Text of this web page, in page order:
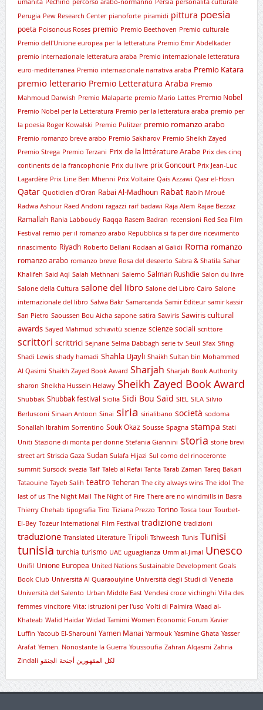
Perugia Pew Research Center pianoforte piramidi pittura poesia
poeta Poisonous Roses premio Premio Beethoven Premio culturale
Premio dell'Unione europea per la letteratura Premio Emir Abdelkader
premio internazionale letteratura araba Premio internazionale letteratura
euro-mediterranea Premio internazionale narrativa araba Premio Katara
premio letterario Premio Letteratura Araba Premio
Mahmoud Darwish Premio Malaparte premio Mario Lattes Premio Nobel
Premio Nobel per la Letteratura Premio per la letteratura araba premio per
la poesia Roger Kowalski Premio Pulitzer premio romanzo arabo
Premio romanzo breve arabo Premio Sakharov Premio Sheikh Zayed
Premio Strega Premio Terzani Prix de la littérature Arabe Prix des cinq
continents de la francophonie Prix du livre prix Goncourt Prix Jean-Luc
Lagardère Prix Line Ben Mhenni Prix Voltaire Qais Azzawi Qasr el-Hosn
Qatar Quotidien d'Oran Rabai Al-Madhoun Rabat Rabih Mroué
Radwa Ashour Raed Andoni ragazzi raif badawi Raja Alem Rajae Bezzaz
Ramallah Rania Labboudy Raqqa Rasem Badran recensioni Red Sea Film
Festival remio per il romanzo arabo Repubblica si fa per dire ricevimento
rinascimento Riyadh Roberto Bellani Rodaan al Galidi Roma romanzo
romanzo arabo romanzo breve Rosa del deseerto Sabra & Shatila Sahar
Khalifeh Said Aql Salah Methnani Salerno Salman Rushdie Salon du livre
Salone della Cultura salone del libro Salone del Libro Cairo Salone
internazionale del libro Salwa Bakr Samarcanda Samir Editeur samir kassir
San Pietro Saoussen Bou Aicha sapone satira Sawiris Sawiris cultural
awards Sayed Mahmud schiavitù scienze scienze sociali scrittore
scrittori scrittrici Sejnane Selma Dabbagh serie tv Seuil Sfax Sfingi
Shadi Lewis shady hamadi Shahla Ujayli Shaikh Sultan bin Mohammed
Al Qasimi Shaikh Zayed Book Award Sharjah Sharjah Book Authority
sharon Sheikha Hussein Helawy Sheikh Zayed Book Award
Shubbak Shubbak festival Sicilia Sidi Bou Saïd SIEL SILA Silvio
Berlusconi Sinaan Antoon Sinai siria sirialibano società sodoma
Sonallah Ibrahim Sorrentino Souk Okaz Sousse Spagna stampa Stati
Uniti Stazione di monta per donne Stefania Giannini storia storie brevi
street art Striscia Gaza Sudan Sulafa Hijazi Sul corno del rinoceronte
summit Sursock svezia Taif Taleb al Refai Tanta Tarab Zaman Tareq Bakari
Tataouine Tayeb Salih teatro Teheran The city always wins The idol The
last of us The Night Mail The Night of Fire There are no windmills in Basra
Thierry Chehab tipografia Tiro Tiziana Prezzo Torino Tosca tour Tourbet-
El-Bey Tozeur International Film Festival tradizione tradizioni
traduzione Translated Literature Tripoli Tshweesh Tunis Tunisi
tunisia turchia turismo UAE uguaglianza Umm al-Jimal Unesco
Unifil Unione Europea United Nations Sustainable Development Goals
Book Club Università Al Quaraouiyine Università degli Studi di Venezia
Università del Salento Urban Middle East Vendesi croce vichinghi Villa des
femmes vincitore Vita: istruzioni per l'uso Volti di Palmira Waad al-
Khateab Walid Haidar Widad Tamimi Women Economic Forum Xavier
Luffin Yacoub El-Sharouni Yamen Manai Yarmouk Yasmine Ghata Yasser
Arafat Yemen. Nonostante la Guerra Youssoufia Zahran Alqasmi Zahria
Zindali
لجنقوi لكل المقهورين أجنحة